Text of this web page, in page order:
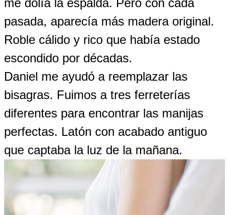
me dolía la espalda. Pero con cada
pasada, aparecía más madera original.
Roble cálido y rico que había estado
escondido por décadas.
Daniel me ayudó a reemplazar las
bisagras. Fuimos a tres ferreterías
diferentes para encontrar las manijas
perfectas. Latón con acabado antiguo
que captaba la luz de la mañana.